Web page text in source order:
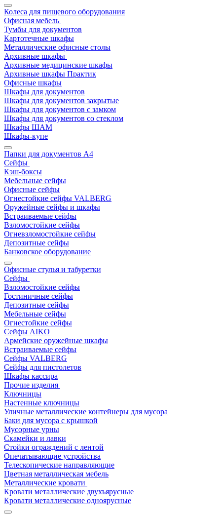
Колеса для пищевого оборудования
Офисная мебель
Тумбы для документов
Картотечные шкафы
Металлические офисные столы
Архивные шкафы
Архивные медицинские шкафы
Архивные шкафы Практик
Офисные шкафы
Шкафы для документов
Шкафы для документов закрытые
Шкафы для документов с замком
Шкафы для документов со стеклом
Шкафы ШАМ
Шкафы-купе
Папки для документов A4
Сейфы
Кэш-боксы
Мебельные сейфы
Офисные сейфы
Огнестойкие сейфы VALBERG
Оружейные сейфы и шкафы
Встраиваемые сейфы
Взломостойкие сейфы
Огневзломостойкие сейфы
Депозитные сейфы
Банковское оборудование
Офисные стулья и табуретки
Сейфы
Взломостойкие сейфы
Гостиничные сейфы
Депозитные сейфы
Мебельные сейфы
Огнестойкие сейфы
Сейфы AIKO
Армейские оружейные шкафы
Встраиваемые сейфы
Сейфы VALBERG
Сейфы для пистолетов
Шкафы кассира
Прочие изделия
Ключницы
Настенные ключницы
Уличные металлические контейнеры для мусора
Баки для мусора с крышкой
Мусорные урны
Скамейки и лавки
Стойки ограждений с лентой
Опечатывающие устройства
Телескопические направляющие
Цветная металлическая мебель
Металлические кровати
Кровати металлические двухъярусные
Кровати металлические одноярусные